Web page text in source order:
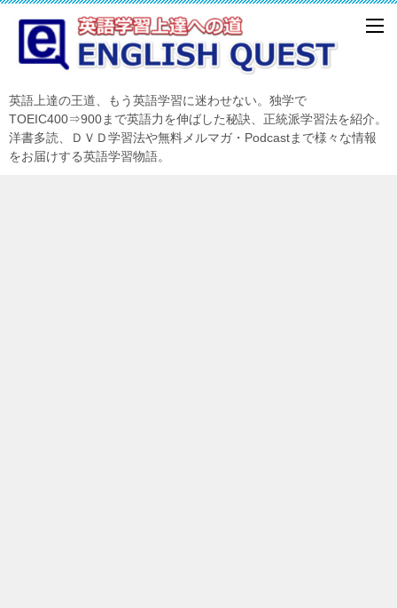
英語上達の王道、もう英語学習に迷わせない。独学で
TOEIC400⇒900まで英語力を伸ばした秘訣、正統派学習法を紹介。
洋書多読、ＤＶＤ学習法や無料メルマガ・Podcastまで様々な情報
をお届けする英語学習物語。